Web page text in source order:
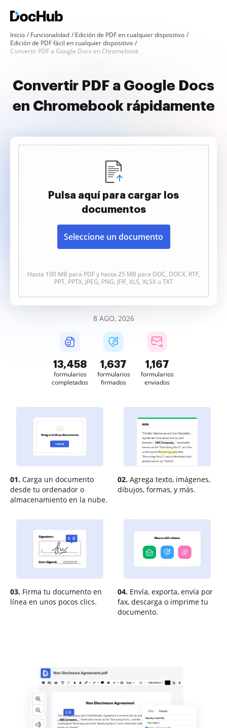
Inicio Funcionalidad
Edición de PDF en cualquier dispositivo
Edición de PDF fácil en cualquier dispositivo
Convertir PDF a Google Docs en Chromebook
Convertir PDF a Google Docs
en Chromebook rápidamente
Pulsa aquí para cargar los
documentos
Seleccione un documento
Hasta 100 MB para PDF y hasta 25 MB para DOC, DOCX, RTF,
PPT, PPTX, JPEG, PNG, JFIF, XLS, XLSX o TXT
8 AGO, 2026
13,459
formularios
completados
1,637
formularios
firmados
1,167
formularios
enviados
01. Carga un documento
desde tu ordenador o
almacenamiento en la nube.
02. Agrega texto, imágenes,
dibujos, formas, y más.
03. Firma tu documento en
línea en unos pocos clics.
04. Envía, exporta, envía por
fax, descarga o imprime tu
documento.